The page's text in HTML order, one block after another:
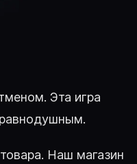
Эта игра
Наш магазин